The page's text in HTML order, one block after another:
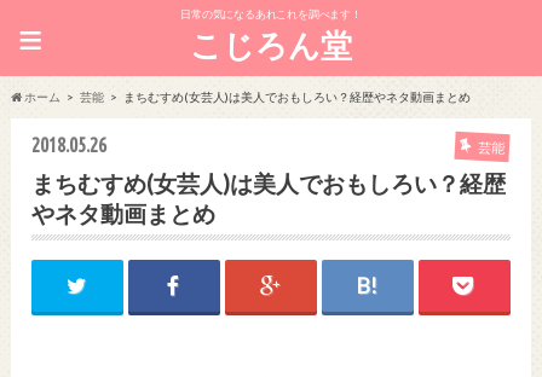
日常の気になるあれこれを調べます！
こじろん堂
≡
ホーム 芸能 まちむすめ(女芸人)は美人でおもしろい？経歴やネタ動画まとめ
2018.05.26 芸能
まちむすめ(女芸人)は美人でおもしろい？経歴
やネタ動画まとめ